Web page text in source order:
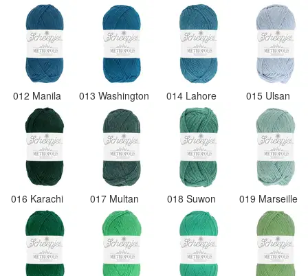
012 Manila 013 Washington 014 Lahore 015 Ulsan
016 Karachi 017 Multan 018 Suwon 019 Marseille